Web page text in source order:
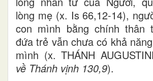
lòng mẹ (x. Is 66,12-14),
con mình bằng chính thân
đứa trẻ vẫn chưa có khả
mình (x. THÁNH
về Thánh vịnh 130,9).